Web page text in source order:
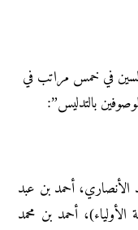
في خمس مراتب في
بالتدليس”:
أحمد بن عبد
أحمد بن محمد